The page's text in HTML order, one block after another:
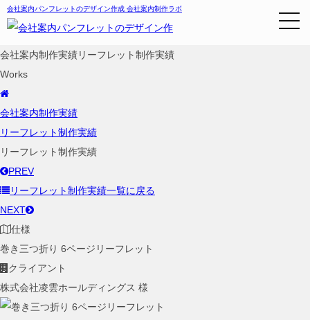
会社案内パンフレットのデザイン作成 会社案内制作ラボ
会社案内制作実績リーフレット制作実績
Works
会社案内制作実績
リーフレット制作実績
リーフレット制作実績
PREV
リーフレット制作実績一覧に戻る
NEXT
仕様
巻き三つ折り 6ページリーフレット
クライアント
株式会社凌雲ホールディングス 様